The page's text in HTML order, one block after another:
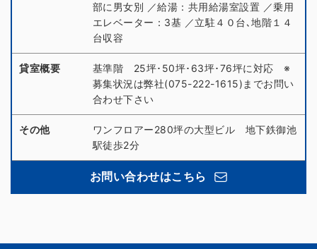
部に男女別 ／給湯：共用給湯室設置 ／乗用
エレベーター：3基 ／立駐４０台､地階１４
台収容
貸室概要
基準階 25坪･50坪･63坪･76坪に対応 ※
募集状況は弊社(075-222-1615)までお問い
合わせ下さい
その他
ワンフロアー280坪の大型ビル 地下鉄御池
駅徒歩2分
お問い合わせはこちら